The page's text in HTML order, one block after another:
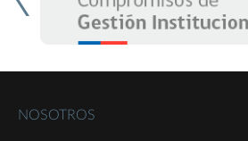
NOSOTROS